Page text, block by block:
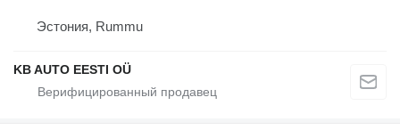
Эстония, Rummu
KB AUTO EESTI OÜ